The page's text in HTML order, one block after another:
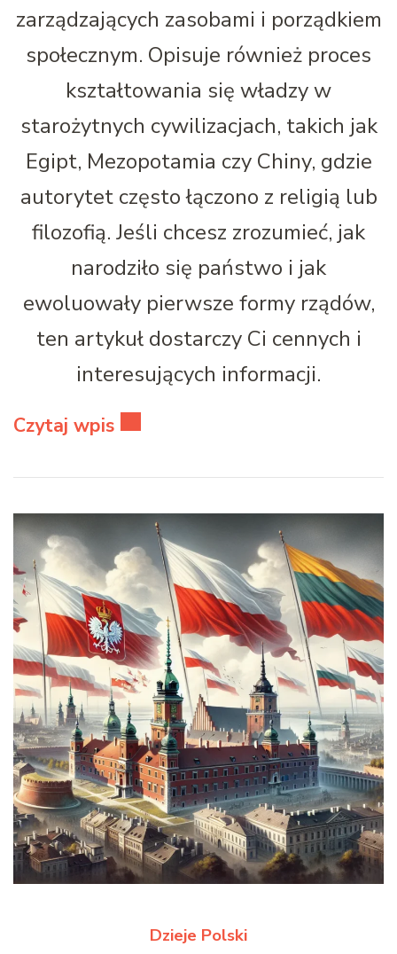
zarządzających zasobami i porządkiem
społecznym. Opisuje również proces
kształtowania się władzy w
starożytnych cywilizacjach, takich jak
Egipt, Mezopotamia czy Chiny, gdzie
autorytet często łączono z religią lub
filozofią. Jeśli chcesz zrozumieć, jak
narodziło się państwo i jak
ewoluowały pierwsze formy rządów,
ten artykuł dostarczy Ci cennych i
interesujących informacji.
Czytaj wpis
Dzieje Polski